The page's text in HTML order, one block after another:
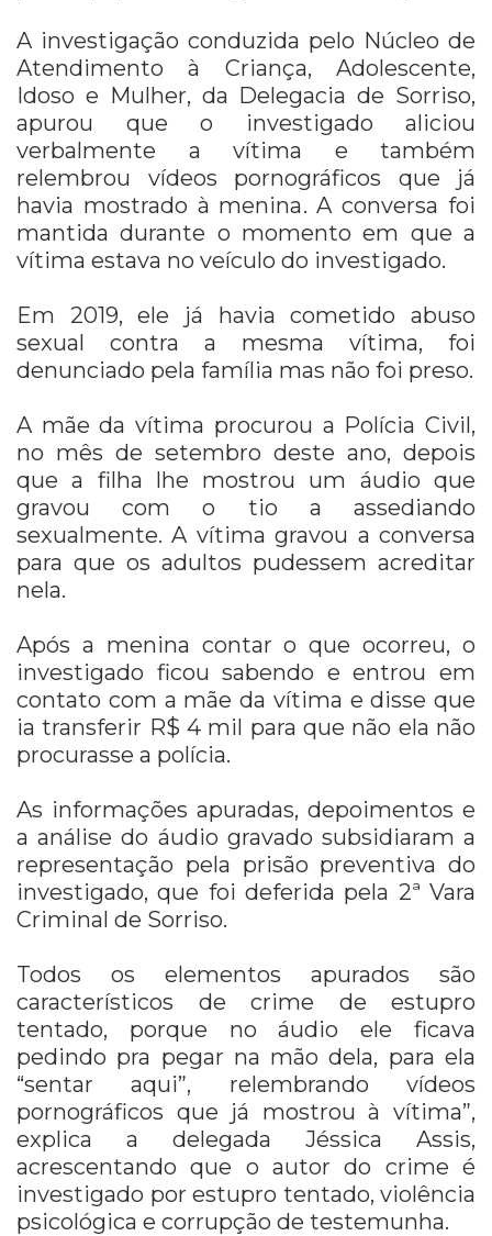
A investigação conduzida pelo Núcleo de
Atendimento à Criança, Adolescente,
Idoso e Mulher, da Delegacia de Sorriso,
apurou que o investigado aliciou
verbalmente a vítima e também
relembrou vídeos pornográficos que já
havia mostrado à menina. A conversa foi
mantida durante o momento em que a
vítima estava no veículo do investigado.
Em 2019, ele já havia cometido abuso
sexual contra a mesma vítima, foi
denunciado pela família mas não foi preso.
A mãe da vítima procurou a Polícia Civil,
no mês de setembro deste ano, depois
que a filha lhe mostrou um áudio que
gravou com o tio a assediando
sexualmente. A vítima gravou a conversa
para que os adultos pudessem acreditar
nela.
Após a menina contar o que ocorreu, o
investigado ficou sabendo e entrou em
contato com a mãe da vítima e disse que
ia transferir R$ 4 mil para que não ela não
procurasse a polícia.
As informações apuradas, depoimentos e
a análise do áudio gravado subsidiaram a
representação pela prisão preventiva do
investigado, que foi deferida pela 2ª Vara
Criminal de Sorriso.
Todos os elementos apurados são
característicos de crime de estupro
tentado, porque no áudio ele ficava
pedindo pra pegar na mão dela, para ela
“sentar aqui”, relembrando vídeos
pornográficos que já mostrou à vítima”,
explica a delegada Jéssica Assis,
acrescentando que o autor do crime é
investigado por estupro tentado, violência
psicológica e corrupção de testemunha.